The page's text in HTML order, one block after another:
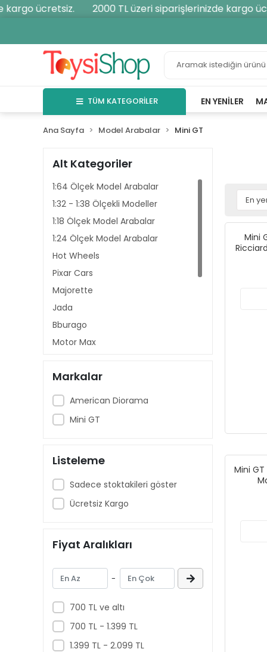
ücretsiz. 2000 TL üzeri siparişlerinizde kargo
TÜM KATEGORİLER EN YENILER
Ana Sayfa Model Arabalar Mini GT
Alt Kategoriler
1:64 Ölçek Model Arabalar
1:32 - 1:38 Ölçekli Modeller
1:18 Ölçek Model Arabalar
1:24 Ölçek Model Arabalar
Hot Wheels
Pixar Cars
Majorette
Jada
Bburago
Motor Max
Tarmac Works
Matchbox
Mini GT
Greenlight
Markalar
American Diorama
Mini GT
Listeleme
Sadece stoktakileri göster
Ücretsiz Kargo
Fiyat Aralıkları
-
700 TL ve altı
700 TL - 1.399 TL
1.399 TL - 2.099 TL
Mini
Mini